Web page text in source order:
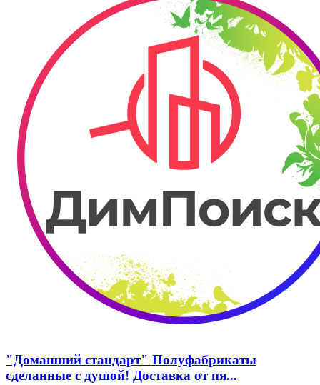
"Домашний стандарт" Полуфабрикаты
сделанные с душой! Доставка от пя...